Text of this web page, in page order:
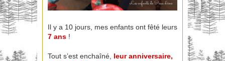
Il y a 10 jours, mes enfants ont fêté leurs
7 ans !
Tout s’est enchaîné, leur anniversaire,